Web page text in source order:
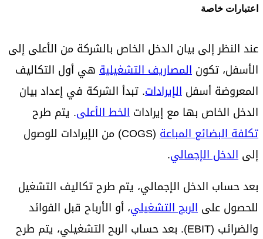
اعتبارات خاصة
عند النظر إلى بيان الدخل الخاص بالشركة من الأعلى إلى
الأسفل، تكون المصاريف التشغيلية هي أول التكاليف
المعروضة أسفل الإيرادات. تبدأ الشركة في إعداد بيان
الدخل الخاص بها مع إيرادات الخط الأعلى. يتم طرح
تكلفة البضائع المباعة
(COGS) من الإيرادات للوصول
إلى الدخل الإجمالي.
بعد حساب الدخل الإجمالي، يتم طرح تكاليف التشغيل
للحصول على الربح التشغيلي، أو الأرباح قبل الفوائد
والضرائب (EBIT). بعد حساب الربح التشغيلي، يتم طرح